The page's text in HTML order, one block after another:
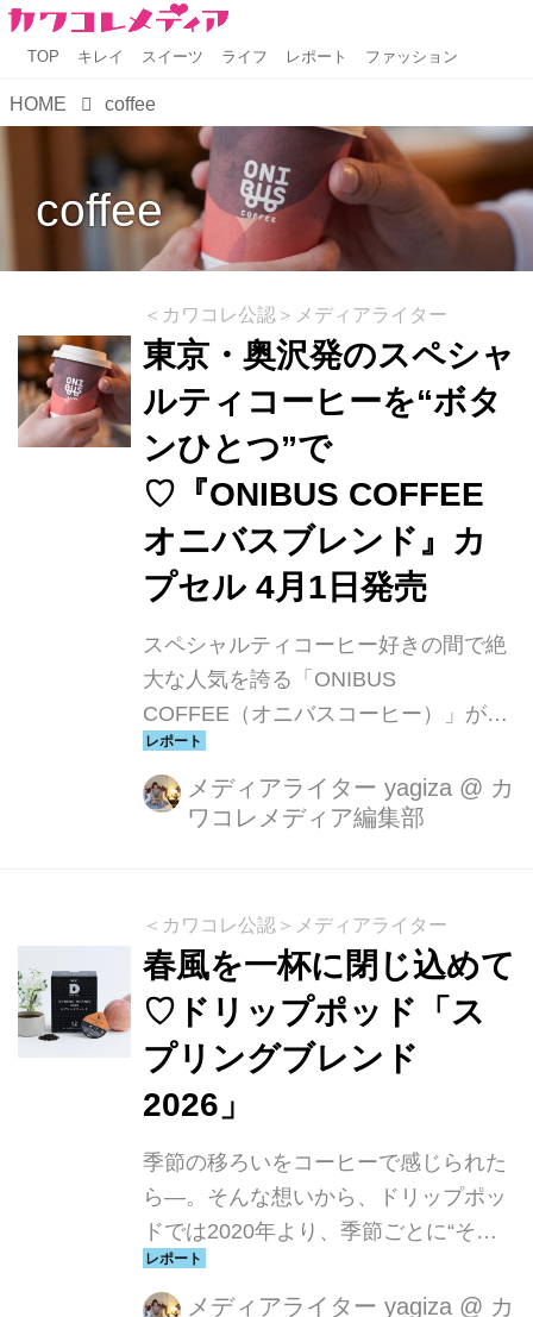
TOP キレイ スイーツ ライフ レポート ファッション
HOME coffee
coffee
＜カワコレ公認＞メディアライター
東京・奥沢発のスペシャ
ルティコーヒーを“ボタ
ンひとつ”で
♡『ONIBUS COFFEE
オニバスブレンド』カ
プセル 4月1日発売
スペシャルティコーヒー好きの間で絶
大な人気を誇る「ONIBUS
COFFEE（オニバスコーヒー）」が、
ついに KEURIG® のカプセルに登場。
2026年4月1日より発売される
『ONIBUS COFFEE オニバスブレン
す。全米No.1シェアのカプセル式コー
ヒーマシン KEURIG® が、東京・奥沢
発の人気ロースターと共同開発したこ
とで、スペシャルティコーヒーの新し
い楽しみ方が広がります。
メディアライター yagiza @ カ
ワコレメディア編集部
＜カワコレ公認＞メディアライター
春風を一杯に閉じ込めて
♡ドリップポッド「ス
プリングブレンド
2026」
季節の移ろいをコーヒーで感じられた
ら—。そんな想いから、ドリップポッ
ドでは2020年より、季節ごとに“その
時期だけの味わい”を楽しめるシーズナ
ルブレンドを届けてきました。2026年
メディアライター yagiza @ カ